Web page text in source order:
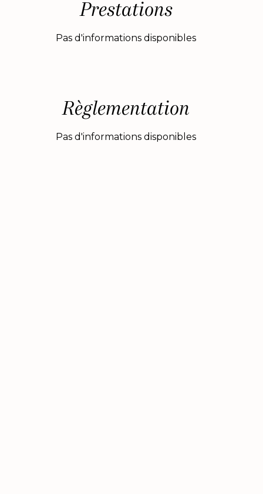
Prestations
Pas d'informations disponibles
Règlementation
Pas d'informations disponibles